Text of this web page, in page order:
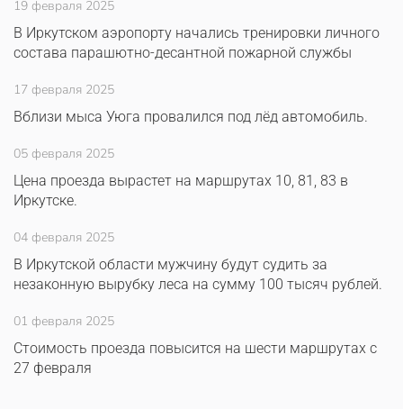
19 февраля 2025
В Иркутском аэропорту начались тренировки личного
состава парашютно-десантной пожарной службы
17 февраля 2025
Вблизи мыса Уюга провалился под лёд автомобиль.
05 февраля 2025
Цена проезда вырастет на маршрутах 10, 81, 83 в
Иркутске.
04 февраля 2025
В Иркутской области мужчину будут судить за
незаконную вырубку леса на сумму 100 тысяч рублей.
01 февраля 2025
Стоимость проезда повысится на шести маршрутах с
27 февраля